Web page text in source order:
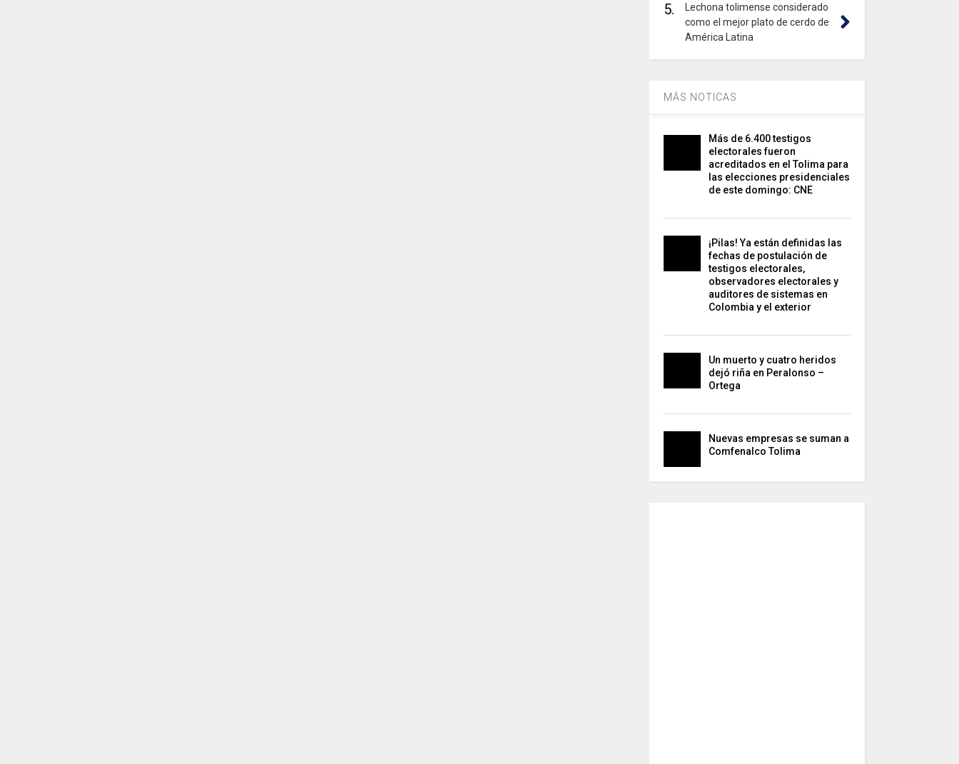
5.
Lechona tolimense considerado
como el mejor plato de cerdo de
América Latina
MÁS NOTICAS
Más de 6.400 testigos
electorales fueron
acreditados en el Tolima para
las elecciones presidenciales
de este domingo: CNE
¡Pilas! Ya están definidas las
fechas de postulación de
testigos electorales,
observadores electorales y
auditores de sistemas en
Colombia y el exterior
Un muerto y cuatro heridos
dejó riña en Peralonso –
Ortega
Nuevas empresas se suman a
Comfenalco Tolima